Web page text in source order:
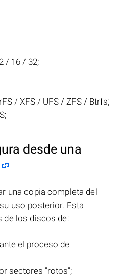
/ 16 / 32;
/ XFS / UFS / ZFS / Btrfs;
desde una
una copia completa del
uso posterior. Esta
de los discos de:
el proceso de
sectores "rotos";